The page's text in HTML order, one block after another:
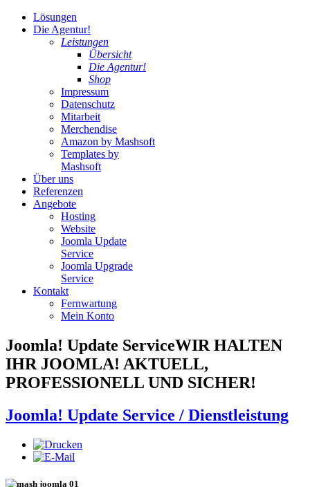
Lösungen
Die Agentur!
Leistungen
Übersicht
Die Agentur!
Shop
Impressum
Datenschutz
Mitarbeit
Merchendise
Amazon by Mashsoft
Templates by
Mashsoft
Über uns
Referenzen
Angebote
Hosting
Website
Joomla Update
Service
Joomla Upgrade
Service
Kontakt
Fernwartung
Mein Konto
Joomla! Update ServiceWIR HALTEN
IHR JOOMLA! AKTUELL,
PROFESSIONELL UND SICHER!
Joomla! Update Service / Dienstleistung